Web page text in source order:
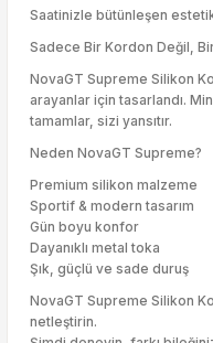
Saatinizle bütünleşen
Sadece Bir Kordon Değil,
NovaGT Supreme Silikon
arayanlar için tasarlandı.
tamamlar, sizi yansıtır.
Neden NovaGT Supreme?
Premium silikon malzeme
Sportif & modern tasarım
Gün boyu konfor
Dayanıklı metal toka
Şık, güçlü ve sade duruş
NovaGT Supreme Silikon
netleştirin.